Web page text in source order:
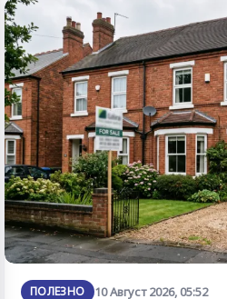
ПОЛЕЗНО 10 Август 2026, 05:52